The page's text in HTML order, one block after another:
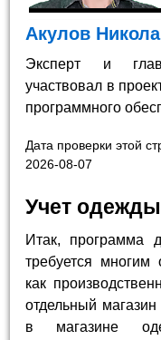
Акулов
Эксперт и
участвовал в
программного
Дата проверки этой
2026-08-07
Учет одежды
Итак, программа
требуется
как
отдельный
в магазине